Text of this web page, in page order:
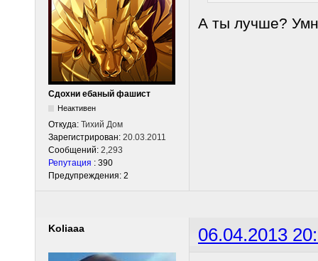
Сдохни ебаный фашист
Неактивен
Откуда: Тихий Дом
Зарегистрирован: 20.03.2011
Сообщений: 2,293
Репутация : 390
Предупреждения: 2
А ты лучше?
Koliaaa 06.04.2013